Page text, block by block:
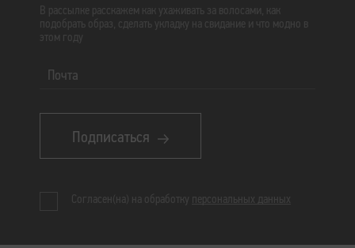
В рассылке расскажем как ухаживать за волосами, как
подобрать образ, сделать укладку на свидание и что модно в
этом году
Почта
Подписаться
Согласен(на) на обработку персональных данных